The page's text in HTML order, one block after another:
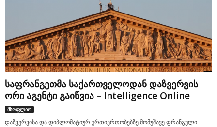
საფრანგეთმა საქართველოდან დაზვერვის
ორი აგენტი გაიწვია – Intelligence Online
მსოფლიო
დაზვერვისა და დიპლომატიურ ურთიერთობებზე მომუშავე ფრანგული